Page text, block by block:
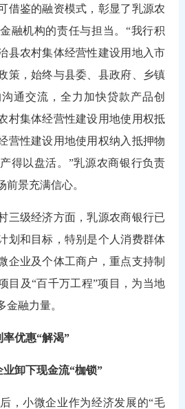
借鉴的融资模式，彰显了乳源农
融机构的责任与担当。“我行积
县农村集体经营性建设用地入市
策，始终与县委、县政府、乡镇
通交流，全力加快贷款产品创
村集体经营性建设用地使用权抵
营性建设用地使用权纳入抵押物
得以盘活。”乳源农商银行负责
前景充满信心。
级经济方面，乳源农商银行已
划和目标，特别是个人消费群体
企业及个体工商户，重点支持制
目及“百千万工程”项目，为当地
融力量。
率优惠“解渴”
业卸下现金流“枷锁”
小微企业作为经济发展的“毛